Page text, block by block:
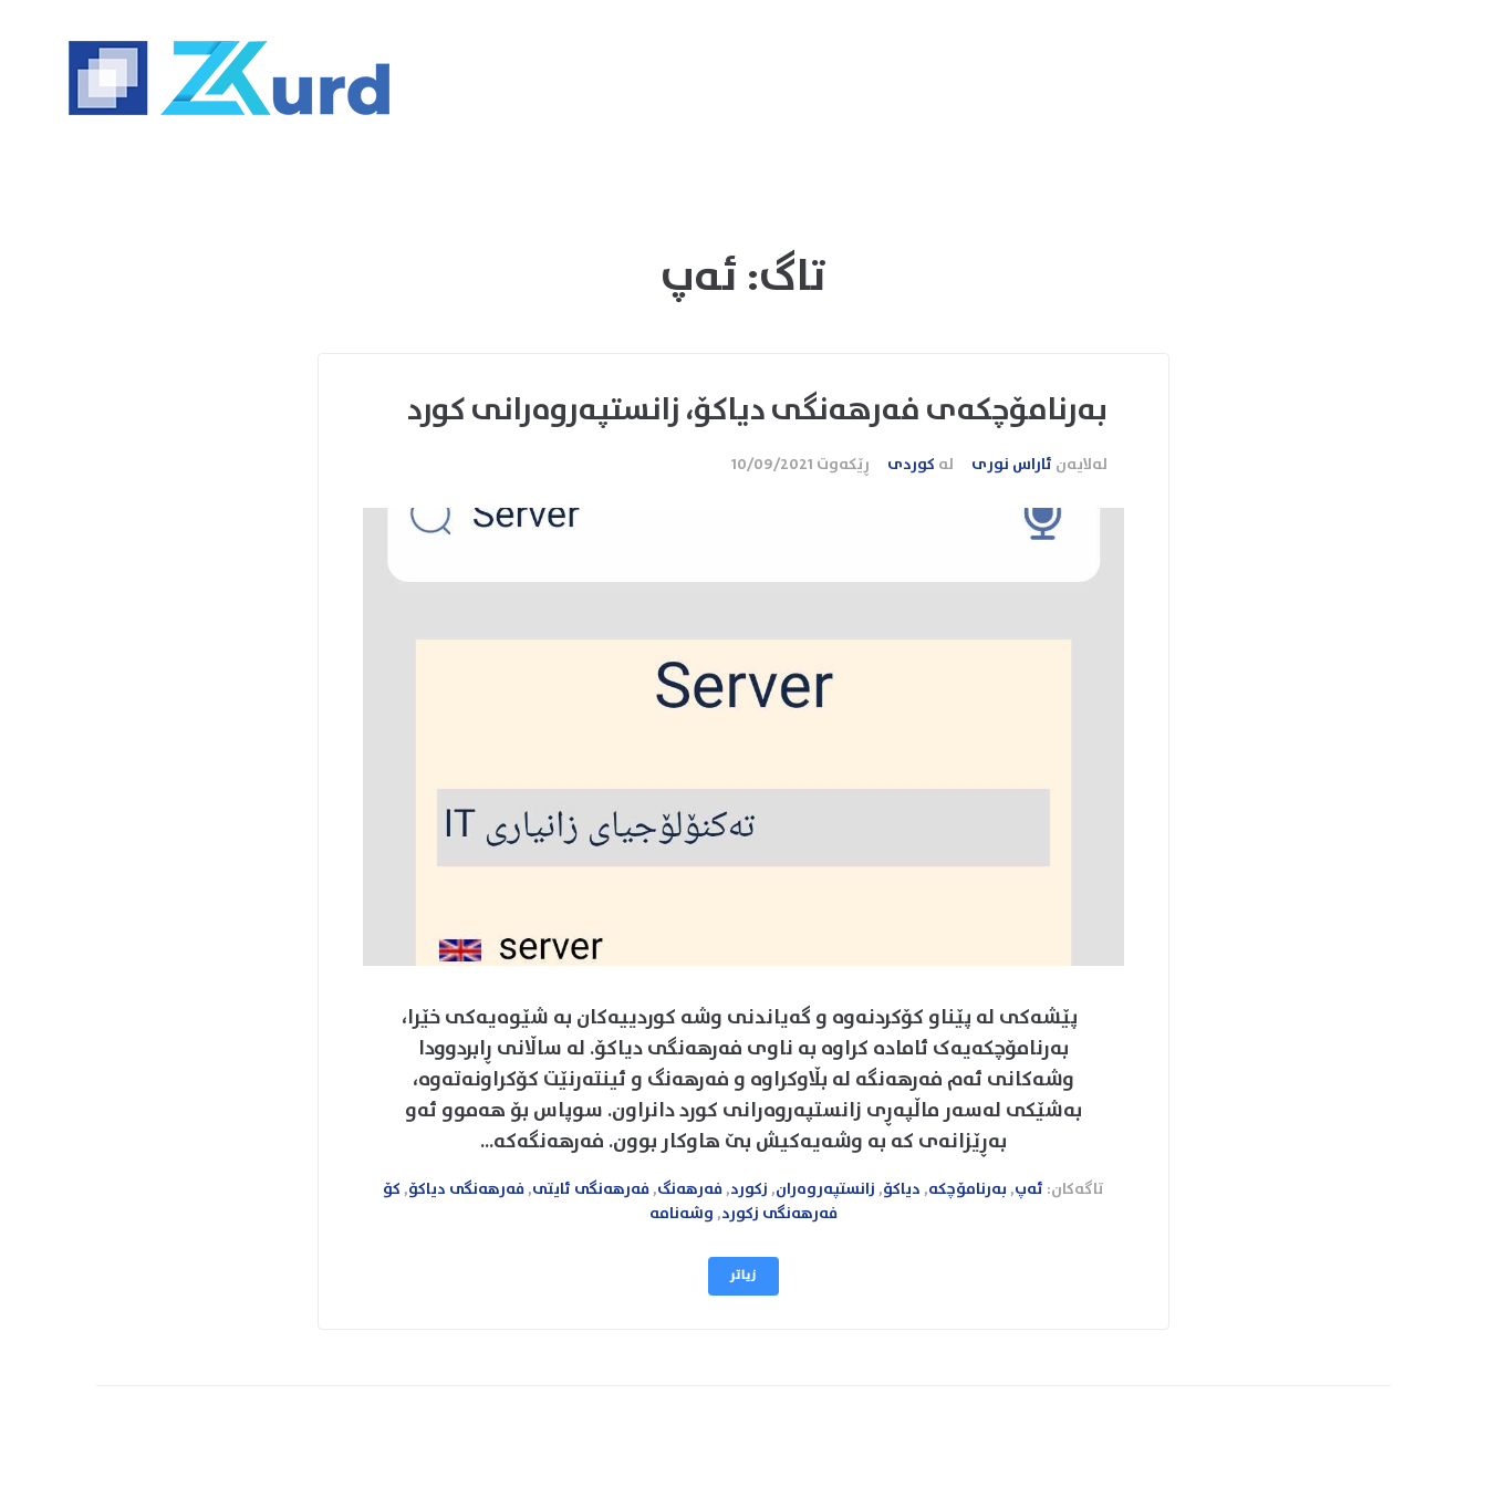
تاگ:ئەپ
بەرنامۆچکەی فەرهەنگی دیاکۆ، زانستپەروەرانی کورد
لەلایەن ئاراس نوری لە کوردی ڕێکەوت 10/09/2021
پێشەکی‌ لە پێناو کۆکردنەوە و گەیاندنی وشە کوردییەکان بە شێوەیەکی خێرا،
بەرنامۆچکەیەک ئامادە کراوە بە ناوی فەرهەنگی دیاکۆ. لە ساڵانی ڕابردوودا
وشەکانی ئەم فەرهەنگە لە بڵاوکراوە و فەرهەنگ و ئینتەرنێت کۆکراونەتەوە،
بەشێکی لەسەر ماڵپەڕی زانستپەروەرانی کورد دانراون. سوپاس بۆ هەموو ئەو
بەڕێزانەی کە بە وشەیەکیش بێ هاوکار بوون. فەرهەنگەکە...
تاگەکان: ئەپ,بەرنامۆچکە,دیاکۆ,زانستپەروەران,زکورد,فەرهەنگ,فەرهەنگی ئایتی,فەرهەنگی دیاکۆ,کۆ
فەرهەنگی زکورد,وشەنامە
زیاتر